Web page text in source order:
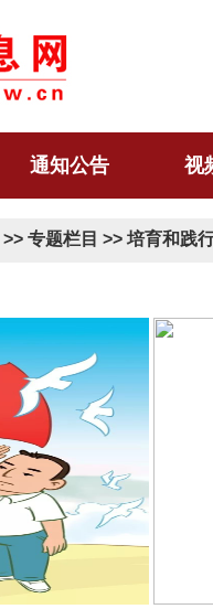
通知公告 视
>> 专题栏目 >> 培育和践